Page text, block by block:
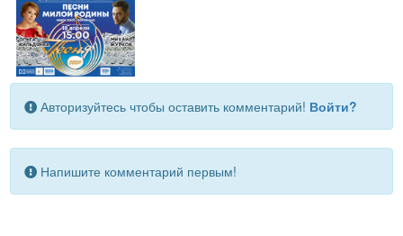
Авторизуйтесь чтобы оставить комментарий! Войти?
Напишите комментарий первым!